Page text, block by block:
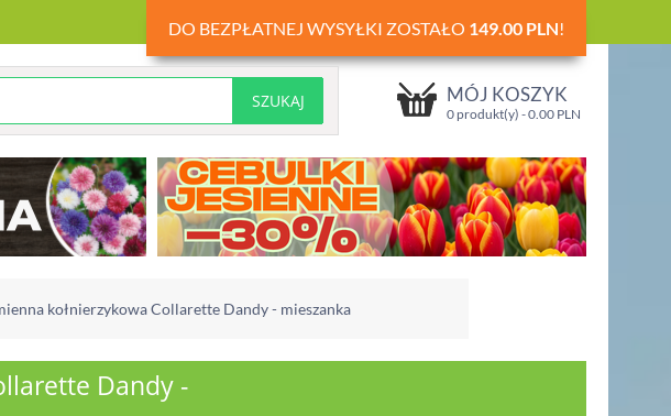
DO BEZPŁATNEJ WYSYŁKI ZOSTAŁO 149.00 PLN!
MÓJ KOSZYK
0 produkt(y) -0.00 PLN
kołnierzykowa Collarette Dandy - mieszanka
Dandy -